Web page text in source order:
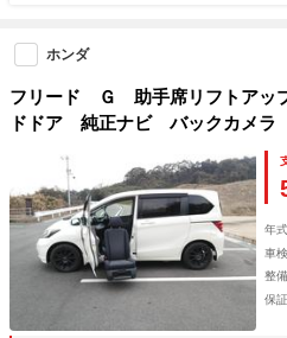
ホンダ
フリード Ｇ 助手席リフトアッ
ドドア 純正ナビ バックカメ
人乗り ＥＴＣ オートエアコン
アバック ２列目ベンチシート
年式
車検
整備
保証